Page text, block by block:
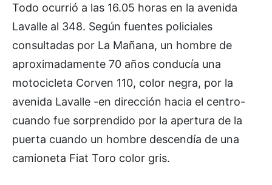
Todo ocurrió a las 16.05 horas en la avenida
Lavalle al 348. Según fuentes policiales
consultadas por La Mañana, un hombre de
aproximadamente 70 años conducía una
motocicleta Corven 110, color negra, por la
avenida Lavalle -en dirección hacia el centro-
cuando fue sorprendido por la apertura de la
puerta cuando un hombre descendía de una
camioneta Fiat Toro color gris.